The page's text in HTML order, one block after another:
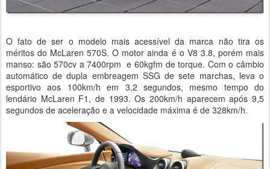
O fato de ser o modelo mais acessível da marca não tira os
méritos do McLaren 570S. O motor ainda é o V8 3.8, porém mais
manso: são 570cv a 7400rpm e 60kgfm de torque. Com o câmbio
automático de dupla embreagem SSG de sete marchas, leva o
esportivo aos 100km/h em 3,2 segundos, mesmo tempo do
lendário McLaren F1, de 1993. Os 200km/h aparecem após 9,5
segundos de aceleração e a velocidade máxima é de 328km/h.